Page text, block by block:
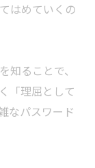
はめていくの
知ることで、
「理屈として
なパスワード